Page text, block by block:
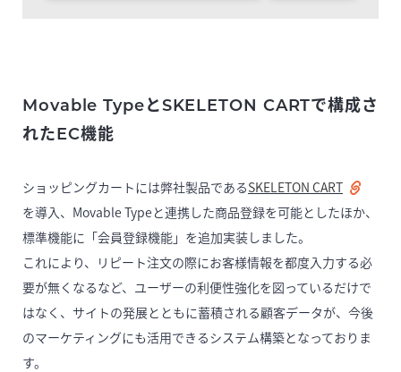
Movable TypeとSKELETON CARTで構成さ
れたEC機能
ショッピングカートには弊社製品であるSKELETON CART
を導入、Movable Typeと連携した商品登録を可能としたほか、
標準機能に「会員登録機能」を追加実装しました。
これにより、リピート注文の際にお客様情報を都度入力する必
要が無くなるなど、ユーザーの利便性強化を図っているだけで
はなく、サイトの発展とともに蓄積される顧客データが、今後
のマーケティングにも活用できるシステム構築となっておりま
す。